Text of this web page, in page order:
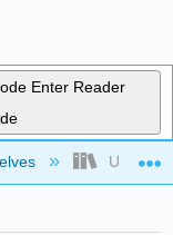
Enter Reader